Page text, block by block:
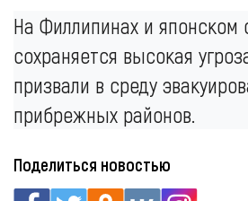
На Филлипинах и японском
сохраняется высокая
призвали в среду
прибрежных районов.
Поделиться новостью